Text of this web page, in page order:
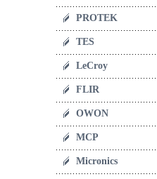
PROTEK
TES
LeCroy
FLIR
OWON
MCP
Micronics